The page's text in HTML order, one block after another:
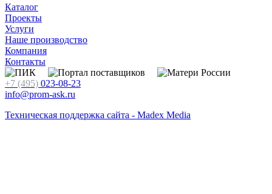
Каталог
Проекты
Услуги
Наше производство
Компания
Контакты
+7 (495) 023-08-23
info@prom-ask.ru
Техническая поддержка сайта - Madex Media